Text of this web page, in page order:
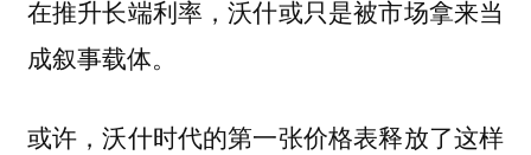
在推升长端利率，沃什或只是被市场拿来当
成叙事载体。
或许，沃什时代的第一张价格表释放了这样